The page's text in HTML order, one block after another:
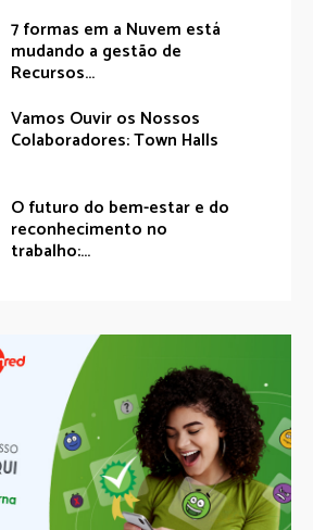
7 formas em a Nuvem está
mudando a gestão de
Recursos...
Vamos Ouvir os Nossos
Colaboradores: Town Halls
O futuro do bem-estar e do
reconhecimento no
trabalho:...